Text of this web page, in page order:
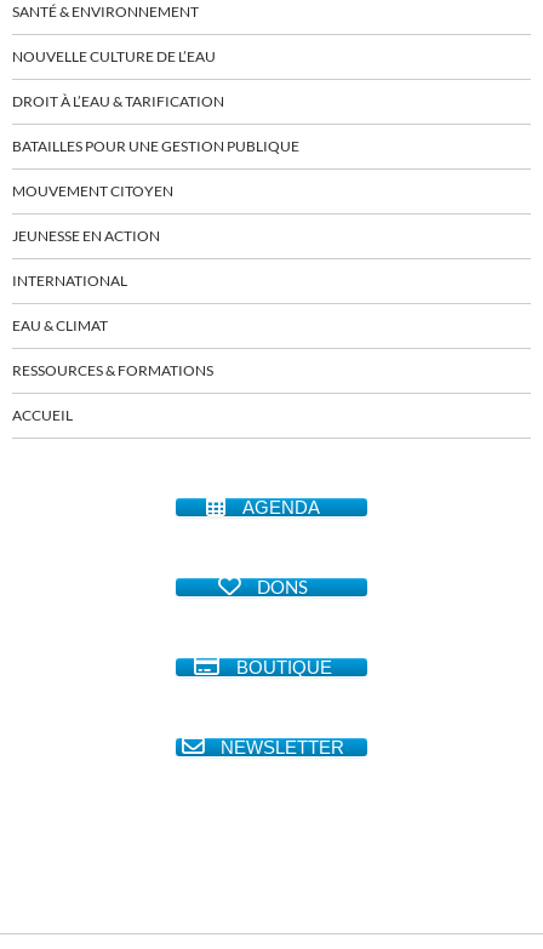
SANTÉ & ENVIRONNEMENT
NOUVELLE CULTURE DE L’EAU
DROIT À L’EAU & TARIFICATION
BATAILLES POUR UNE GESTION PUBLIQUE
MOUVEMENT CITOYEN
JEUNESSE EN ACTION
INTERNATIONAL
EAU & CLIMAT
RESSOURCES & FORMATIONS
ACCUEIL
AGENDA
DONS
BOUTIQUE
NEWSLETTER